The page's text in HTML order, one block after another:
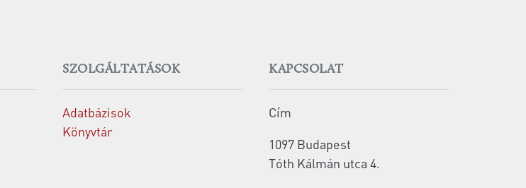
SZOLGÁLTATÁSOK
Adatbázisok
Könyvtár
KAPCSOLAT
Cím
1097 Budapest
Tóth Kálmán utca 4.